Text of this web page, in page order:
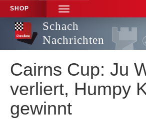
SHOP
TOGGLE
NAVIGATION
Schach
Nachrichten
Cairns Cup: Ju
verliert, Humpy
gewinnt